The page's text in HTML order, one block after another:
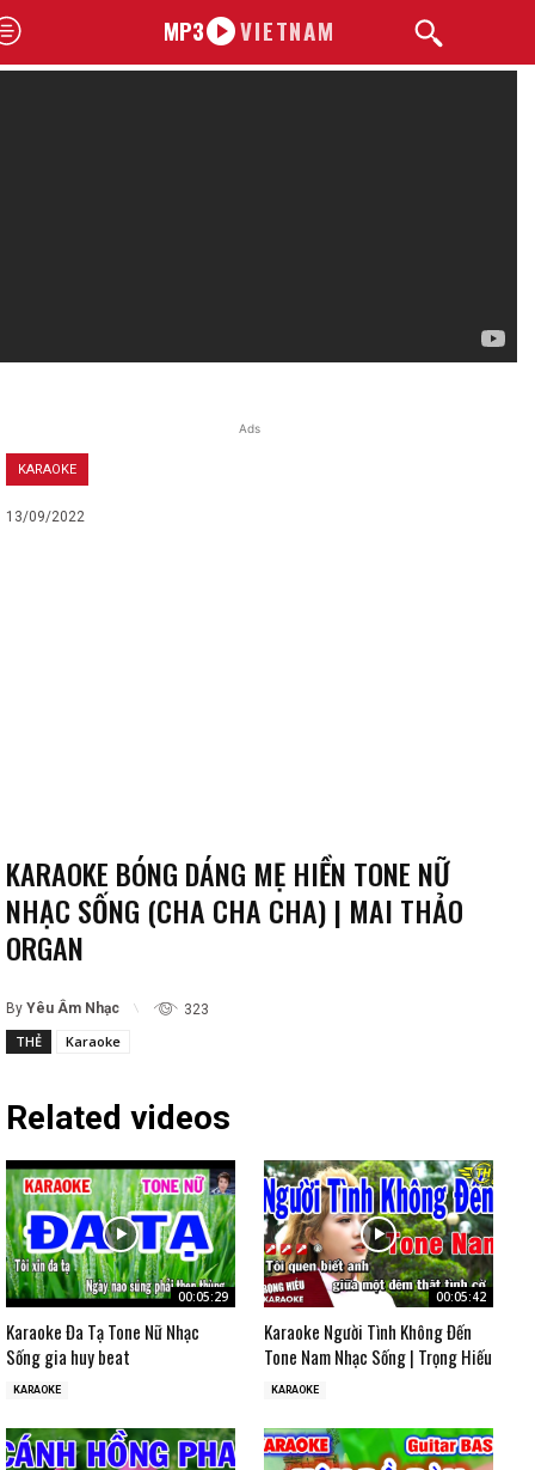
MP3 VIETNAM
Ads
KARAOKE
13/09/2022
KARAOKE BÓNG DÁNG MẸ HIỀN TONE NỮ
NHẠC SỐNG (CHA CHA CHA) | MAI THẢO
ORGAN
By Yêu Âm Nhạc 323
THẺ Karaoke
Related videos
00:05:29
Karaoke Đa Tạ Tone Nữ Nhạc
Sống gia huy beat
KARAOKE
00:05:42
Karaoke Người Tình Không Đến
Tone Nam Nhạc Sống | Trọng Hiếu
KARAOKE